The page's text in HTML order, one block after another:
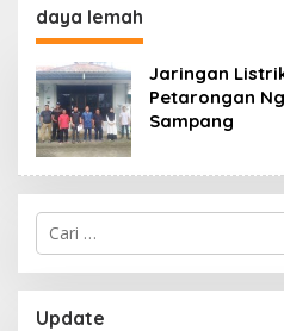
Madura II Perkuat
Sinergi dengan
Nelayan Sampang
daya lemah
Jaringan
Petarongan
Sampang
Cari
untuk:
Update